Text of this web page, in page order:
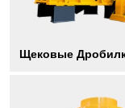
Щековые